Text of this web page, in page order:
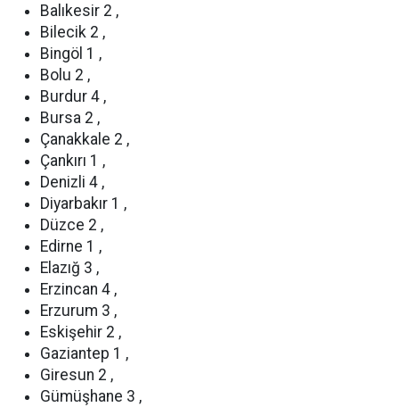
Balıkesir 2 ,
Bilecik 2 ,
Bingöl 1 ,
Bolu 2 ,
Burdur 4 ,
Bursa 2 ,
Çanakkale 2 ,
Çankırı 1 ,
Denizli 4 ,
Diyarbakır 1 ,
Düzce 2 ,
Edirne 1 ,
Elazığ 3 ,
Erzincan 4 ,
Erzurum 3 ,
Eskişehir 2 ,
Gaziantep 1 ,
Giresun 2 ,
Gümüşhane 3 ,